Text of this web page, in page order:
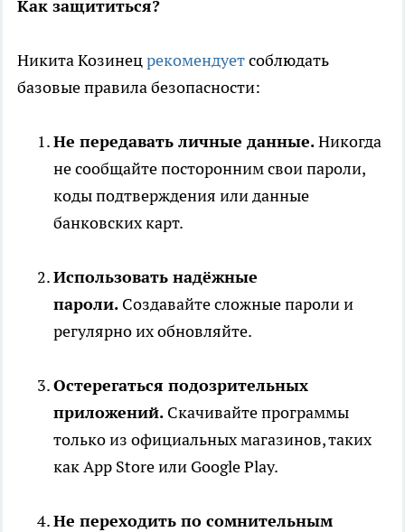
Как защититься?
Никита Козинецрекомендуетсоблюдать
базовые правила безопасности:
Не передавать личные данные.Никогда
не сообщайте посторонним свои пароли,
коды подтверждения или данные
банковских карт.
Использовать надёжные
пароли. Создавайте сложные пароли и
регулярно их обновляйте.
Остерегаться подозрительных
приложений. Скачивайте программы
только из официальных магазинов, таких
как App Store или Google Play.
Не переходить по сомнительным